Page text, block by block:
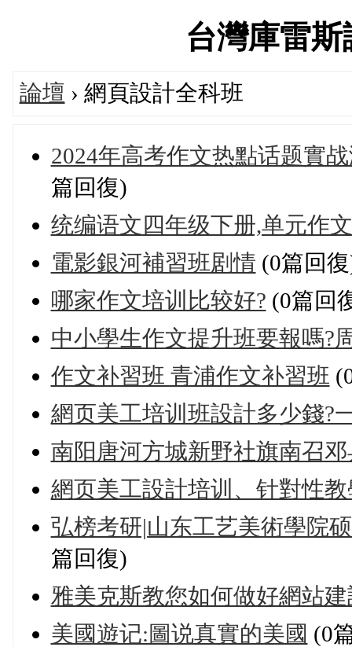
台灣庫雷
論壇 › 網頁設計全科班
2024年高考作文热點话题實
篇回復)
统编语文四年级下册,单元作
電影銀河補習班剧情 (0篇回
哪家作文培训比较好? (0篇回
中小學生作文提升班要報嗎?
作文补習班 青浦作文补習班
網页美工培训班設計多少錢?
南阳唐河方城新野社旗南召
網页美工設計培训、针對性
弘榜考研|山东工艺美術學院
篇回復)
雅美克斯教您如何做好網站建
美國遊记:圖说真實的美國 (0